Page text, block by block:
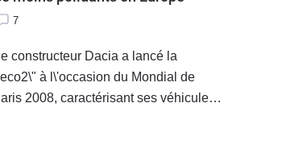
7
constructeur Dacia a lancé la
à l\'occasion du Mondial de
2008, caractérisant ses véhicules